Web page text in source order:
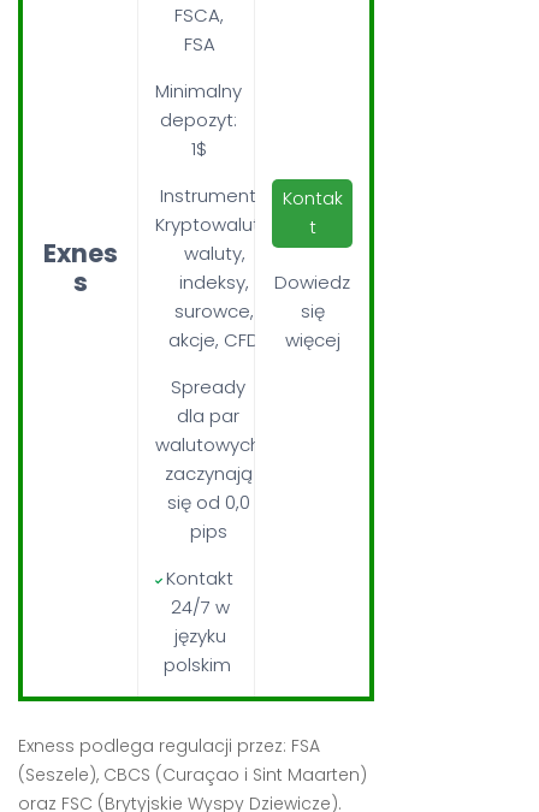
Exnes
s
FSCA,
FSA
Minimalny
depozyt:
1$
Instrumenty:
Kryptowaluty,
waluty,
indeksy,
surowce,
akcje, CFD
Spready
dla par
walutowych
zaczynają
się od 0,0
pips
Kontakt
24/7 w
języku
polskim
Kontak
t
Dowiedz
się
więcej
Exness podlega regulacji przez: FSA
(Seszele), CBCS (Curaçao i Sint Maarten)
oraz FSC (Brytyjskie Wyspy Dziewicze).